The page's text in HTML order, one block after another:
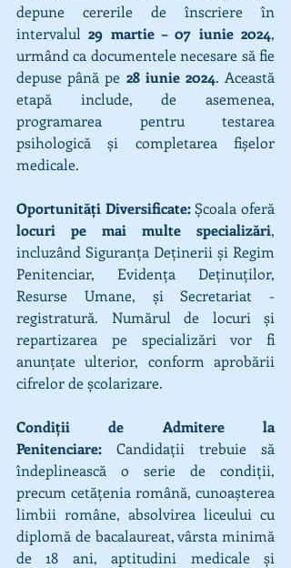
depune cererile de înscriere în
intervalul 29 martie – 07 iunie 2024,
urmând ca documentele necesare să fie
depuse până pe 28 iunie 2024. Această
etapă include, de asemenea,
programarea pentru testarea
psihologică și completarea fișelor
medicale.
Oportunități Diversificate:
locuri pe mai multe specializări,
incluzând Siguranța Deținerii și Regim
Penitenciar, Evidența Deținuților,
Resurse Umane, și Secretariat -
registratură. Numărul de locuri și
repartizarea pe specializări vor fi
anunțate ulterior, conform aprobării
cifrelor de școlarizare.
Condiții de Admitere la
Penitenciare: Candidații trebuie să
îndeplinească o serie de condiții,
precum cetățenia română, cunoașterea
limbii române, absolvirea liceului cu
diplomă de bacalaureat, vârsta minimă
de 18 ani, aptitudini medicale și